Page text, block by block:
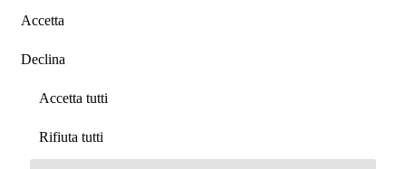
Accetta
Declina
Accetta tutti
Rifiuta tutti